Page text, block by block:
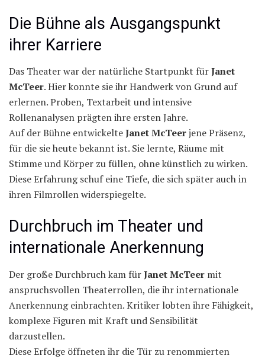
Die Bühne als Ausgangspunkt
ihrer Karriere
Das Theater war der natürliche Startpunkt fürJanet
McTeer. Hier konnte sie ihr Handwerk von Grund auf
erlernen. Proben, Textarbeit und intensive
Rollenanalysen prägten ihre ersten Jahre.
Auf der Bühne entwickelteJanet McTeerjene Präsenz,
für die sie heute bekannt ist. Sie lernte, Räume mit
Stimme und Körper zu füllen, ohne künstlich zu wirken.
Diese Erfahrung schuf eine Tiefe, die sich später auch in
ihren Filmrollen widerspiegelte.
Durchbruch im Theater und
internationale Anerkennung
Der große Durchbruch kam fürJanet McTeer mit
anspruchsvollen Theaterrollen, die ihr internationale
Anerkennung einbrachten. Kritiker lobten ihre Fähigkeit,
komplexe Figuren mit Kraft und Sensibilität
darzustellen.
Diese Erfolge öffneten ihr die Tür zu renommierten